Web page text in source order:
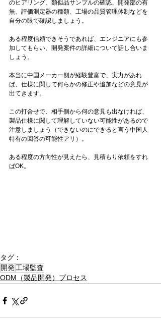
のヒアリング、類似品サンプルの確認、開発部の有
無、評価測定器の種類、工場の品質管理体制などを
自分の眼で確認しましょう。
ある程度信頼できそうであれば、エンジニアにも参
加してもらい、開発案件の詳細について話し合いま
しょう。
本当に中国メーカー側が経験豊富で、実力があれ
ば、仕様に関して何らかの修正や追加などの意見が
出てきます。
この打合せで、相手側から何の意見も出なければ、
製品仕様に関して理解していない可能性があるので
注意しましょう（できないのにできると言う中国人
特有の回答の可能性アリ）。
ある程度の方向性が見えたら、見積もり依頼をすれ
ばOK。
タグ：
開発工場監査
ODM（製品開発）プロセス